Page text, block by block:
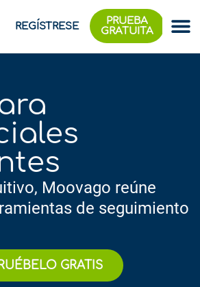
REGÍSTRESE
PRUEBA
GRATUITA
Moovago reúne
de seguimiento
GRATIS